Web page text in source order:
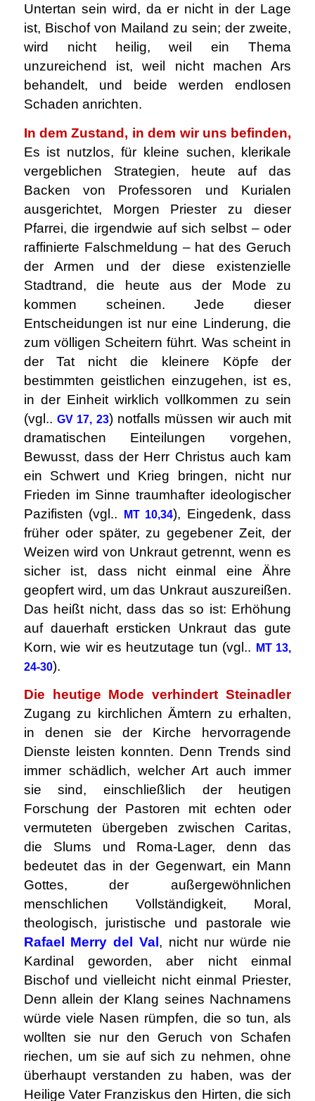
Untertan sein wird, da er nicht in der Lage
ist, Bischof von Mailand zu sein; der zweite,
wird nicht heilig, weil ein Thema
unzureichend ist, weil nicht machen Ars
behandelt, und beide werden endlosen
Schaden anrichten.
In dem Zustand, in dem wir uns befinden,
Es ist nutzlos, für kleine suchen, klerikale
vergeblichen Strategien, heute auf das
Backen von Professoren und Kurialen
ausgerichtet, Morgen Priester zu dieser
Pfarrei, die irgendwie auf sich selbst – oder
raffinierte Falschmeldung – hat des Geruch
der Armen und der diese existenzielle
Stadtrand, die heute aus der Mode zu
kommen scheinen. Jede dieser
Entscheidungen ist nur eine Linderung, die
zum völligen Scheitern führt. Was scheint in
der Tat nicht die kleinere Köpfe der
bestimmten geistlichen einzugehen, ist es,
in der Einheit wirklich vollkommen zu sein
(vgl.. GV 17, 23) notfalls müssen wir auch mit
dramatischen Einteilungen vorgehen,
Bewusst, dass der Herr Christus auch kam
ein Schwert und Krieg bringen, nicht nur
Frieden im Sinne traumhafter ideologischer
Pazifisten (vgl..
MT 10,34), Eingedenk, dass
früher oder später, zu gegebener Zeit, der
Weizen wird von Unkraut getrennt, wenn es
sicher ist, dass nicht einmal eine Ähre
geopfert wird, um das Unkraut auszureißen.
Das heißt nicht, dass das so ist: Erhöhung
auf dauerhaft ersticken Unkraut das gute
Korn, wie wir es heutzutage tun (vgl..
MT 13,
24-30).
Die heutige Mode verhindert Steinadler
Zugang zu kirchlichen Ämtern zu erhalten,
in denen sie der Kirche hervorragende
Dienste leisten konnten. Denn Trends sind
immer schädlich, welcher Art auch immer
sie sind, einschließlich der heutigen
Forschung der Pastoren mit echten oder
vermuteten übergeben zwischen Caritas,
die Slums und Roma-Lager, denn das
bedeutet das in der Gegenwart, ein Mann
Gottes, der außergewöhnlichen
menschlichen Vollständigkeit, Moral,
theologisch, juristische und pastorale wie
Rafael Merry del Val , nicht nur würde nie
Kardinal geworden, aber nicht einmal
Bischof und vielleicht nicht einmal Priester,
Denn allein der Klang seines Nachnamens
würde viele Nasen rümpfen, die so tun, als
wollten sie nur den Geruch von Schafen
riechen, um sie auf sich zu nehmen, ohne
überhaupt verstanden zu haben, was der
Heilige Vater Franziskus den Hirten, die sich